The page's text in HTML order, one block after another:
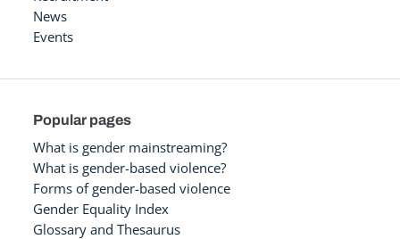
News
Events
Popular pages
What is gender mainstreaming?
What is gender-based violence?
Forms of gender-based violence
Gender Equality Index
Glossary and Thesaurus